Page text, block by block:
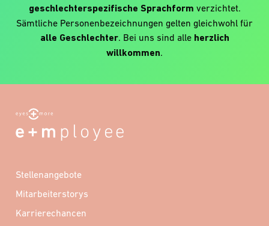
geschlechterspezifische Sprachform verzichtet.
Sämtliche Personenbezeichnungen gelten gleichwohl für
alle Geschlechter. Bei uns sind alle herzlich
willkommen.
Stellenangebote
Mitarbeiterstorys
Karrierechancen